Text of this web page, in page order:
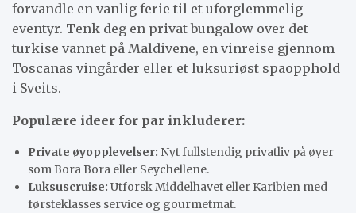
forvandle en vanlig ferie til et uforglemmelig
eventyr. Tenk deg en privat bungalow over det
turkise vannet på Maldivene, en vinreise gjennom
Toscanas vingårder eller et luksuriøst spaopphold
i Sveits.
Populære ideer for par inkluderer:
Private øyopplevelser: Nyt fullstendig privatliv på øyer
som Bora Bora eller Seychellene.
Luksuscruise: Utforsk Middelhavet eller Karibien med
førsteklasses service og gourmetmat.